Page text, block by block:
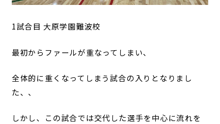
1試合目 大原学園難波校
最初からファールが重なってしまい、
全体的に重くなってしまう試合の入りとなりまし
た、、
しかし、この試合では交代した選手を中心に流れを